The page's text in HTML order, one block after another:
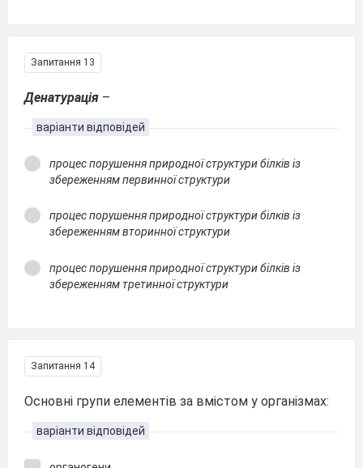
Запитання 13
Денатурація –
варіанти відповідей
процес порушення природної структури білків із
збереженням первинної структури
процес порушення природної структури білків із
збереженням вторинної структури
процес порушення природної структури білків із
збереженням третинної структури
Запитання 14
Основні групи елементів за вмістом у організмах:
варіанти відповідей